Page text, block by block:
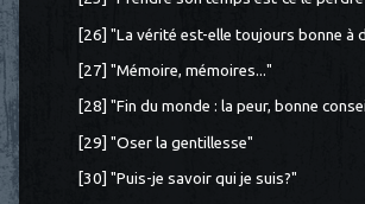
[26] "La vérité est-elle toujours bonne à
[27] "Mémoire, mémoires..."
[28] "Fin du monde : la peur, bonne
[29] "Oser la gentillesse"
[30] "Puis-je savoir qui je suis?"